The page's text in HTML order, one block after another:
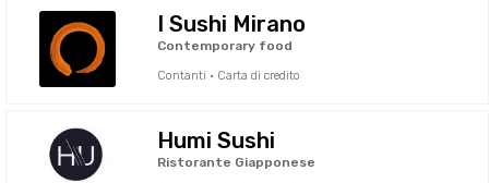
I Sushi Mirano
Contemporary food
Contanti · Carta di credito
Humi Sushi
Ristorante Giapponese